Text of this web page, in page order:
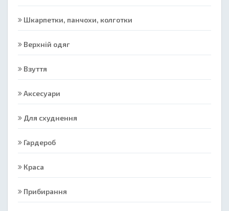
Шкарпетки, панчохи, колготки
Верхній одяг
Взуття
Аксесуари
Для схуднення
Гардероб
Краса
Прибирання